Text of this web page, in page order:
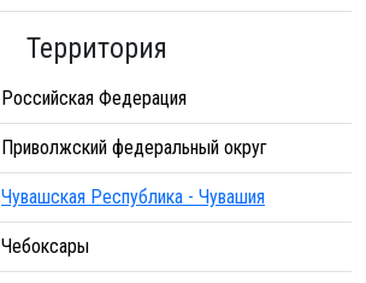
Территория
Российская Федерация
Приволжский федеральный округ
Чувашская Республика - Чувашия
Чебоксары